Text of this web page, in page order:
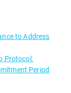
to Address
Protocol:
Period